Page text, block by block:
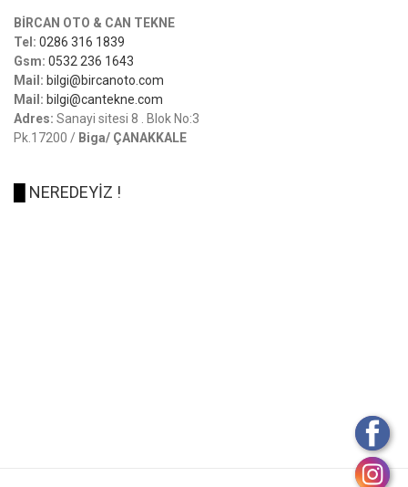
BİRCAN OTO & CAN TEKNE
Tel: 0286 316 1839
Gsm: 0532 236 1643
Mail: bilgi@bircanoto.com
Mail: bilgi@cantekne.com
Adres: Sanayi sitesi 8 . Blok No:3
Pk.17200 / Biga/ ÇANAKKALE
NEREDEYİZ !